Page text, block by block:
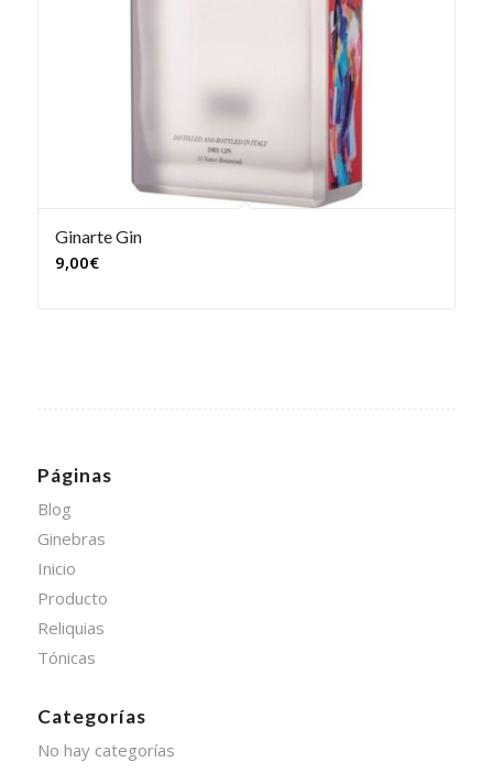
Ginarte Gin
9,00€
Páginas
Blog
Ginebras
Inicio
Producto
Reliquias
Tónicas
Categorías
No hay categorías